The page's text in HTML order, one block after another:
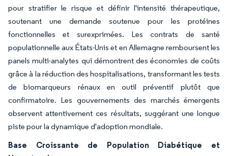
pour stratifier le risque et définir l'intensité thérapeutique,
soutenant une demande soutenue pour les protéines
fonctionnelles et surexprimées. Les contrats de santé
populationnelle aux États-Unis et en Allemagne remboursent les
panels multi-analytes qui démontrent des économies de coûts
grâce à la réduction des hospitalisations, transformant les tests
de biomarqueurs rénaux en outil préventif plutôt que
confirmatoire. Les gouvernements des marchés émergents
observent attentivement ces résultats, suggérant une longue
piste pour la dynamique d'adoption mondiale.
Base Croissante de Population Diabétique et